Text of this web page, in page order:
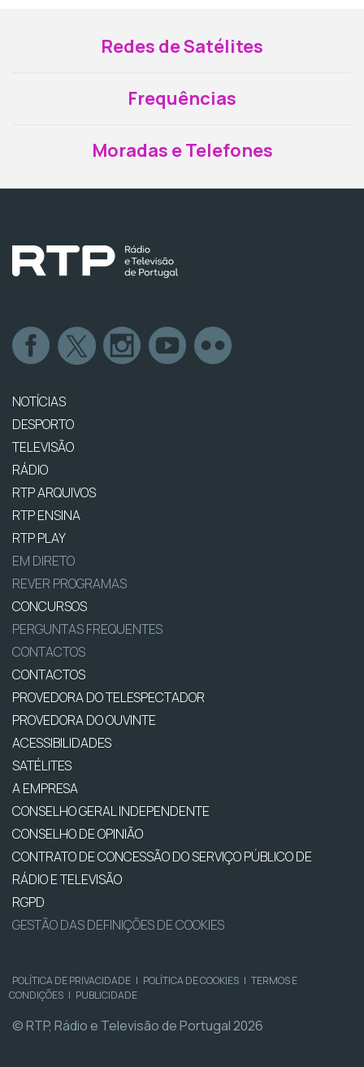
Redes de Satélites
Frequências
Moradas e Telefones
NOTÍCIAS
DESPORTO
TELEVISÃO
RÁDIO
RTP ARQUIVOS
RTP ENSINA
RTP PLAY
EM DIRETO
REVER PROGRAMAS
CONCURSOS
PERGUNTAS FREQUENTES
CONTACTOS
CONTACTOS
PROVEDORA DO TELESPECTADOR
PROVEDORA DO OUVINTE
ACESSIBILIDADES
SATÉLITES
A EMPRESA
CONSELHO GERAL INDEPENDENTE
CONSELHO DE OPINIÃO
CONTRATO DE CONCESSÃO DO SERVIÇO PÚBLICO DE
RÁDIO E TELEVISÃO
RGPD
GESTÃO DAS DEFINIÇÕES DE COOKIES
POLÍTICA DE PRIVACIDADE | POLÍTICA DE COOKIES | TERMOS E
CONDIÇÕES | PUBLICIDADE
© RTP, Rádio e Televisão de Portugal 2026